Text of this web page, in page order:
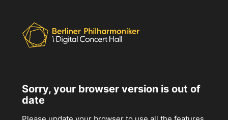
Sorry, your browser version is out of
date